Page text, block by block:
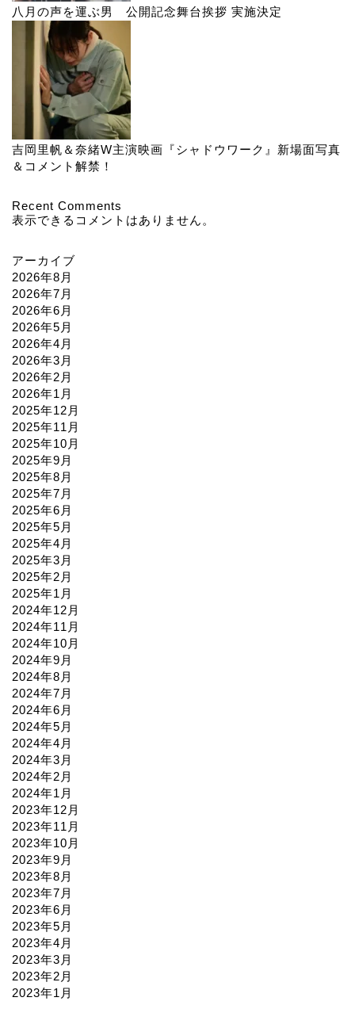
八月の声を運ぶ男 公開記念舞台挨拶 実施決定
吉岡里帆＆奈緒W主演映画『シャドウワーク』新場面写真
＆コメント解禁！
Recent Comments
表示できるコメントはありません。
アーカイブ
2026年8月
2026年7月
2026年6月
2026年5月
2026年4月
2026年3月
2026年2月
2026年1月
2025年12月
2025年11月
2025年10月
2025年9月
2025年8月
2025年7月
2025年6月
2025年5月
2025年4月
2025年3月
2025年2月
2025年1月
2024年12月
2024年11月
2024年10月
2024年9月
2024年8月
2024年7月
2024年6月
2024年5月
2024年4月
2024年3月
2024年2月
2024年1月
2023年12月
2023年11月
2023年10月
2023年9月
2023年8月
2023年7月
2023年6月
2023年5月
2023年4月
2023年3月
2023年2月
2023年1月